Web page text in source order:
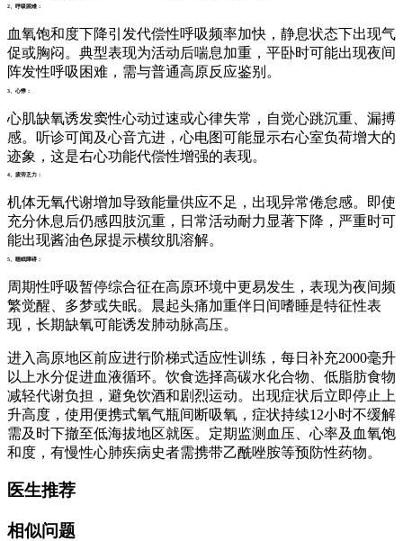
2、呼吸困难：
血氧饱和度下降引发代偿性呼吸频率加快，静息状态下出现气
促或胸闷。典型表现为活动后喘息加重，平卧时可能出现夜间
阵发性呼吸困难，需与普通高原反应鉴别。
3、心悸：
心肌缺氧诱发窦性心动过速或心律失常，自觉心跳沉重、漏搏
感。听诊可闻及心音亢进，心电图可能显示右心室负荷增大的
迹象，这是右心功能代偿性增强的表现。
4、疲劳乏力：
机体无氧代谢增加导致能量供应不足，出现异常倦怠感。即使
充分休息后仍感四肢沉重，日常活动耐力显著下降，严重时可
能出现酱油色尿提示横纹肌溶解。
5、睡眠障碍：
周期性呼吸暂停综合征在高原环境中更易发生，表现为夜间频
繁觉醒、多梦或失眠。晨起头痛加重伴日间嗜睡是特征性表
现，长期缺氧可能诱发肺动脉高压。
进入高原地区前应进行阶梯式适应性训练，每日补充2000毫升
以上水分促进血液循环。饮食选择高碳水化合物、低脂肪食物
减轻代谢负担，避免饮酒和剧烈运动。出现症状后立即停止上
升高度，使用便携式氧气瓶间断吸氧，症状持续12小时不缓解
需及时下撤至低海拔地区就医。定期监测血压、心率及血氧饱
和度，有慢性心肺疾病史者需携带乙酰唑胺等预防性药物。
医生推荐
相似问题